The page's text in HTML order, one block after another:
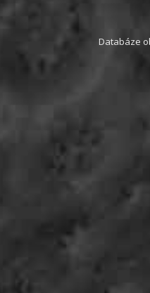
Databáze